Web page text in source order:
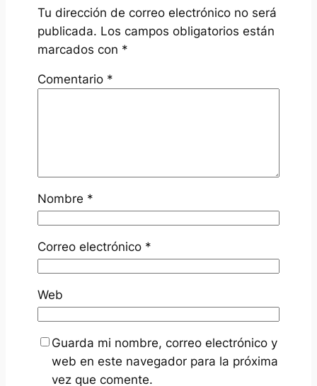
Tu dirección de correo electrónico no será
publicada. Los campos obligatorios están
marcados con *
Comentario *
Nombre *
Correo electrónico *
Web
Guarda mi nombre, correo electrónico y
web en este navegador para la próxima
vez que comente.